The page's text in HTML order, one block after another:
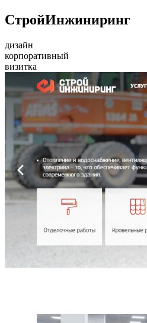
СтройИнжиниринг
дизайн
корпоративный
визитка